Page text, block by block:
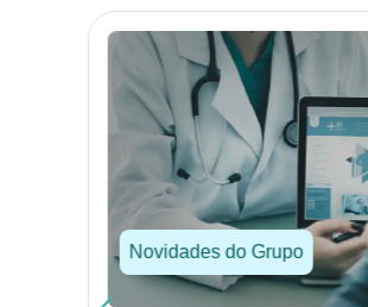
Novidades do Grupo